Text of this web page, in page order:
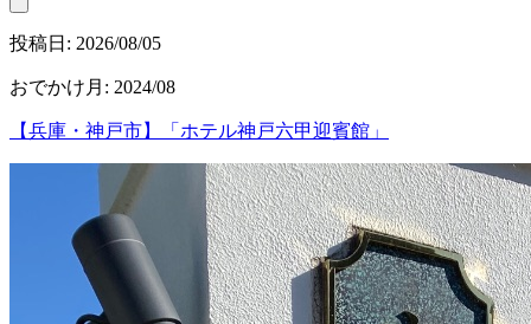
投稿日: 2026/08/05
おでかけ月 : 2024/08
【兵庫・神戸市】「ホテル神戸六甲迎賓館」